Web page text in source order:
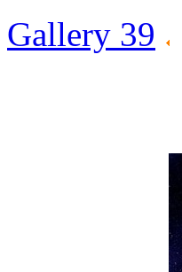
Gallery 39